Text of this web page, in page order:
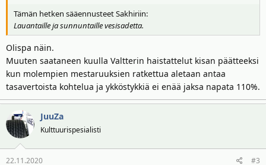
Tämän hetken sääennusteet Sakhiriin:
Lauantaille ja sunnuntaille vesisadetta.
Olispa näin.
Muuten saataneen kuulla Valtterin haistattelut kisan päätteeksi
kun molempien mestaruuksien ratkettua aletaan antaa
tasavertoista kohtelua ja ykköstykkiä ei enää jaksa napata 110%.
JuuZa
Kulttuurispesialisti
22.11.2020 #3